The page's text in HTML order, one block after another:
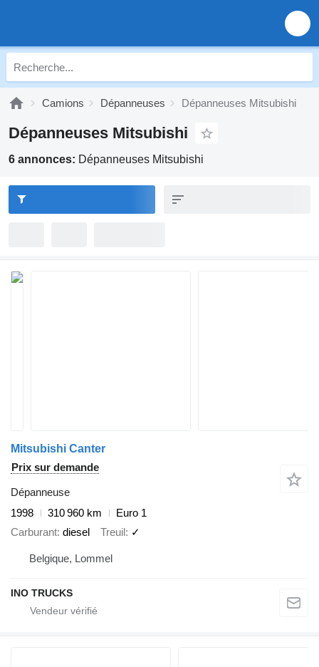
Camions Dépanneuses Dépanneuses Mitsubishi
Dépanneuses Mitsubishi
6 annonces: Dépanneuses Mitsubishi
Mitsubishi Canter
Prix sur demande
Dépanneuse
1998
310 960 km
Euro 1
Carburant diesel Treuil ✓
Belgique, Lommel
INO TRUCKS